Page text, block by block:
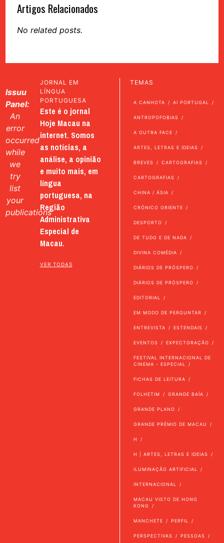
Artigos Relacionados
No related posts.
Issuu
Panel:
An
error
occurred
while
we
try
list
your
publications
JORNAL EM
LÍNGUA
PORTUGUESA
Este é o jornal
Hoje Macau na
internet. Somos
as notícias, a
análise, a opinião
e muito mais, em
língua
portuguesa, na
Região
Administrativa
Especial de
Macau.
VER TODAS
TEMAS
A CANHOTA AI PORTUGAL
ANTROPOFOBIAS
A OUTRA FACE
ARTES, LETRAS E IDEIAS
BREVES CARTOGRAFIAS
CARTOGRAFIAS
CHINA / ÁSIA
CRÓNICO ORIENTE
DESPORTO
DE TUDO E DE NADA
DIVINA COMÉDIA
DIÁRIOS DE PRÓSPERO
DIÁRIOS DE PRÓSPERO
EDITORIAL
EM MODO DE PERGUNTAR
ENTREVISTA ESTENDAIS
EVENTOS EXPECTORAÇÃO
FESTIVAL INTERNACIONAL DE
CINEMA - ESPECIAL
FICHAS DE LEITURA
FOLHETIM GRANDE BAÍA
GRANDE PLANO
GRANDE PRÉMIO DE MACAU
H
H | ARTES, LETRAS E IDEIAS
ILUMINAÇÃO ARTIFICIAL
INTERNACIONAL
MACAU VISTO DE HONG
KONG
MANCHETE PERFIL
PERSPECTIVAS PESSOAS